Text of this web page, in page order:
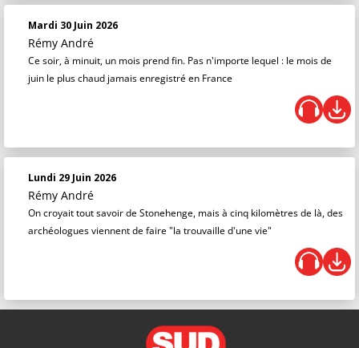
Mardi 30 Juin 2026
Rémy André
Ce soir, à minuit, un mois prend fin. Pas n'importe lequel : le mois de
juin le plus chaud jamais enregistré en France
Lundi 29 Juin 2026
Rémy André
On croyait tout savoir de Stonehenge, mais à cinq kilomètres de là, des
archéologues viennent de faire "la trouvaille d'une vie"